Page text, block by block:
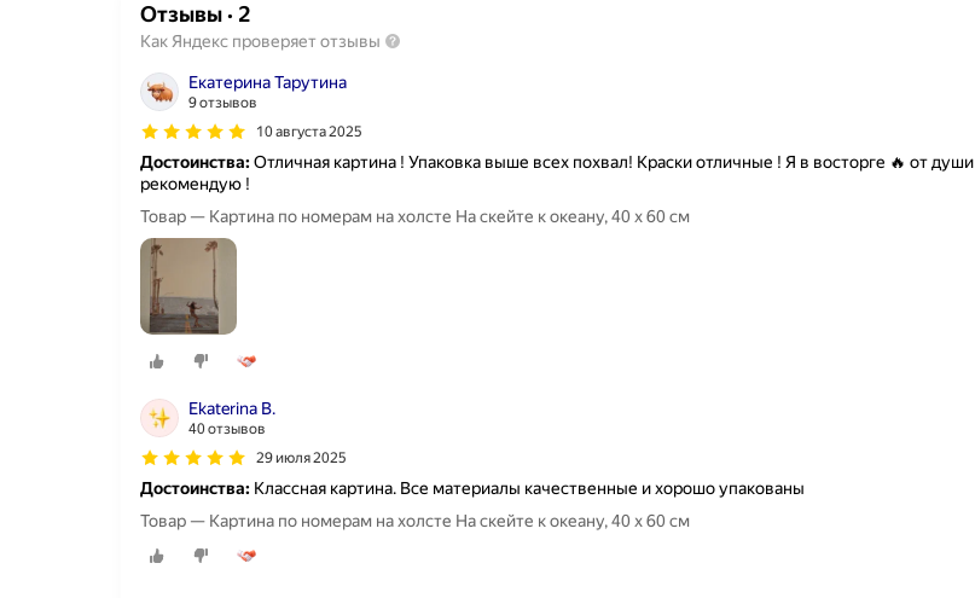
Отзывы· 2
Как Яндекс проверяет отзывы
Екатерина Тарутина
9 отзывов
10 августа 2025
Достоинства:Отличная картина ! Упаковка выше всех похвал! Краски отличные ! Я в восторге 🔥 от души
рекомендую !
Товар — Картина по номерам на холсте На скейте к океану, 40 х 60 см
Ekaterina B.
40 отзывов
29 июля 2025
Достоинства: Классная картина. Все материалы качественные и хорошо упакованы
Товар — Картина по номерам на холсте На скейте к океану, 40 х 60 см